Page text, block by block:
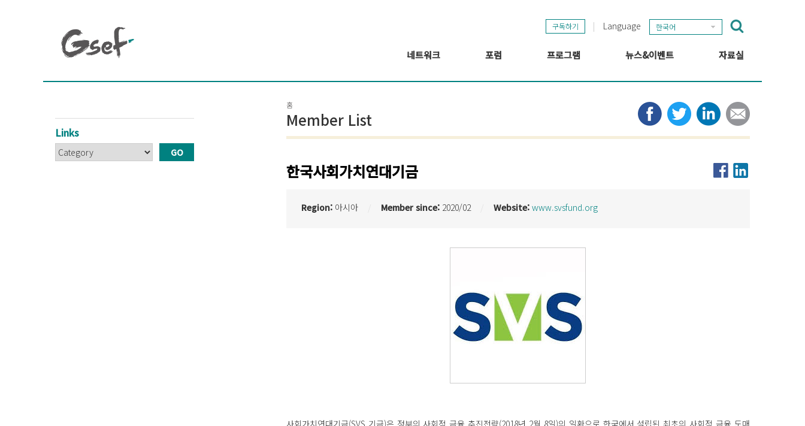
구독하기 Language 한국어
네트워크 포럼
GSEF2021
프로그램 뉴스&이벤트
타임라인
자료실
뉴스레터
미디어
Links
홈
Member List
한국사회가치연대기금
Region: 아시아 Member since: 2020/02 Website:www.svsfund.org
사회가치연대기금(SVS 기금)은 정부의 사회적 금융 추진전략(2018년 2월 8일)의 일환으로 한국에서 설립된 최초의 사회적 금융 도매